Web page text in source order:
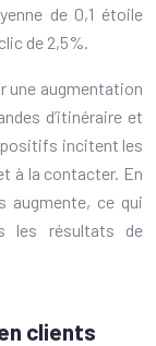
de 0,1 étoile
de 2,5%.
une augmentation
d’itinéraire et
incitent les
à la contacter. En
augmente, ce qui
les résultats de
clients